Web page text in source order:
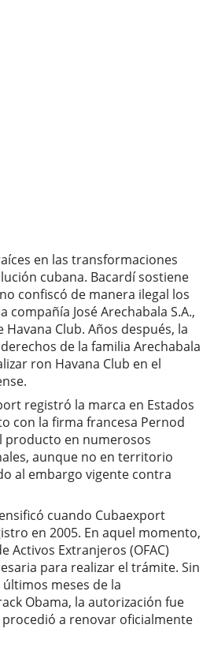
en las transformaciones
cubana. Bacardí sostiene
confiscó de manera ilegal los
compañía José Arechabala S.A.,
Club. Años después, la
de la familia Arechabala
ron Havana Club en el
registró la marca en Estados
con la firma francesa Pernod
producto en numerosos
aunque no en territorio
al embargo vigente contra
cuando Cubaexport
en 2005. En aquel momento,
Activos Extranjeros (OFAC)
para realizar el trámite. Sin
meses de la
Obama, la autorización fue
procedió a renovar oficialmente